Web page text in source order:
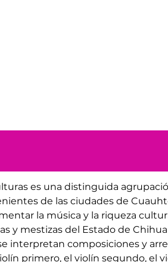
es una distinguida
de las ciudades de
la música y la riqueza
y mestizas del Estado de
interpretan composiciones y
primero, el violín segundo, el